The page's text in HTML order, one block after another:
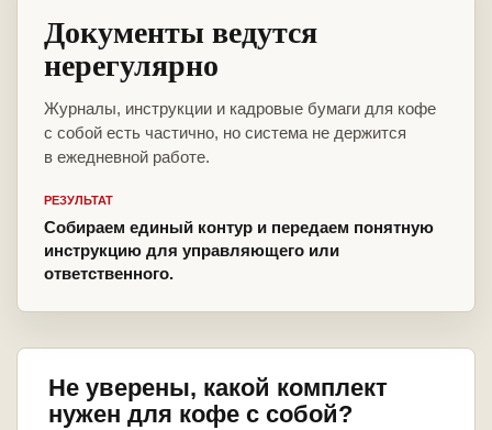
Документы ведутся
нерегулярно
Журналы, инструкции и кадровые бумаги для кофе
с собой есть частично, но система не держится
в ежедневной работе.
РЕЗУЛЬТАТ
Собираем единый контур и передаем понятную
инструкцию для управляющего или
ответственного.
Не уверены, какой комплект
нужен для кофе с собой?